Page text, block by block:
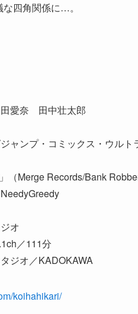
四角関係に…。
愛奈 田中壮太郎
ンプ・コミックス・ウルト
Merge Records/Bank
オ
／111分
ジオ／KADOKAWA
koihahikari/